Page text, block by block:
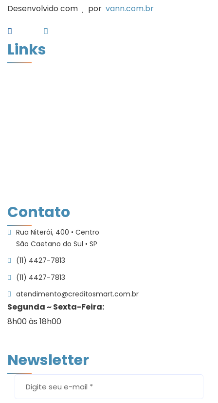
Desenvolvido com
por vann.com.br
Links
Contato
Rua Niterói, 400 • Centro
São Caetano do Sul • SP
(11) 4427-7813
(11) 4427-7813
atendimento@creditosmart.com.br
Segunda ~ Sexta-Feira:
8h00 às 18h00
Newsletter